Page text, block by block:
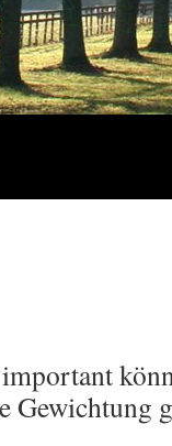
Gewichtung